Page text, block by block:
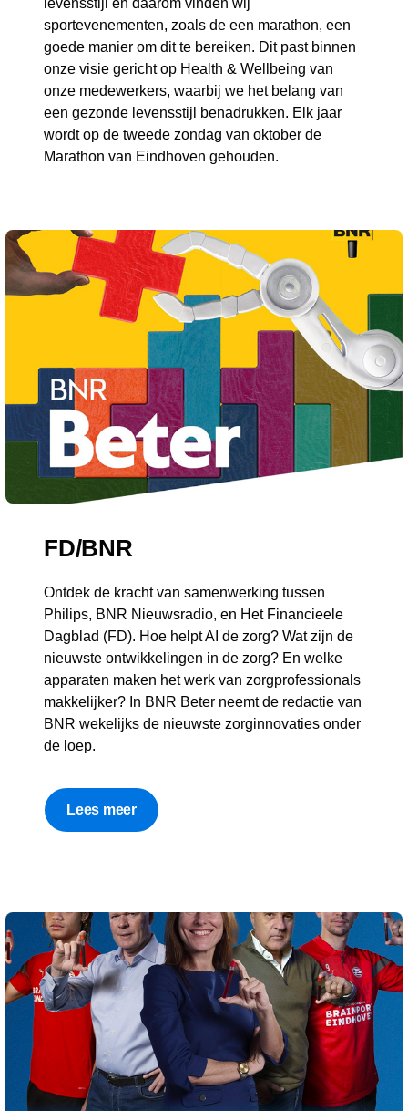
levensstijl en daarom vinden wij
sportevenementen, zoals de een marathon, een
goede manier om dit te bereiken. Dit past binnen
onze visie gericht op Health & Wellbeing van
onze medewerkers, waarbij we het belang van
een gezonde levensstijl benadrukken. Elk jaar
wordt op de tweede zondag van oktober de
Marathon van Eindhoven gehouden.
FD/BNR
Ontdek de kracht van samenwerking tussen
Philips, BNR Nieuwsradio, en Het Financieele
Dagblad (FD). Hoe helpt AI de zorg? Wat zijn de
nieuwste ontwikkelingen in de zorg? En welke
apparaten maken het werk van zorgprofessionals
makkelijker? In BNR Beter neemt de redactie van
BNR wekelijks de nieuwste zorginnovaties onder
de loep.
Lees meer